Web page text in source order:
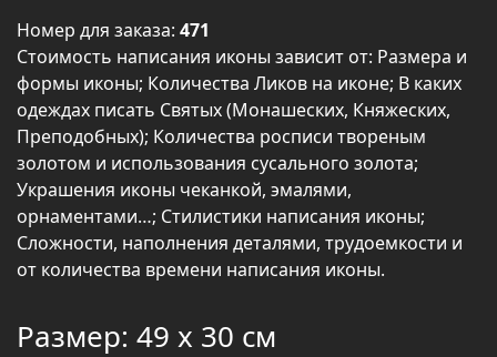
Номер для заказа: 471
Стоимость написания иконы зависит от: Размера и
формы иконы; Количества Ликов на иконе; В каких
одеждах писать Святых (Монашеских, Княжеских,
Преподобных); Количества росписи твореным
золотом и использования сусального золота;
Украшения иконы чеканкой, эмалями,
орнаментами…; Стилистики написания иконы;
Сложности, наполнения деталями, трудоемкости и
от количества времени написания иконы.
Размер: 49 х 30 см